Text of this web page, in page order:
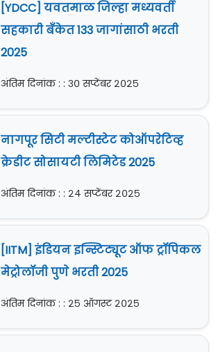
[YDCC] यवतमाळ जिल्हा मध्यवर्ती
सहकारी बँकेत 133 जागांसाठी भरती
2025
अंतिम दिनांक : : ३० सप्टेंबर २०२५
नागपूर सिटी मल्टीस्टेट कोऑपरेटिव्ह
क्रेडीट सोसायटी लिमिटेड 2025
अंतिम दिनांक : : २४ सप्टेंबर २०२५
[IITM] इंडियन इन्स्टिट्यूट ऑफ ट्रॉपिकल
मेट्रोलॉजी पुणे भरती 2025
अंतिम दिनांक : : २५ ऑगस्ट २०२५